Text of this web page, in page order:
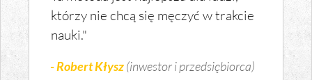
którzy nie chcą się męczyć w trakcie
nauki."
- Robert Kłysz(inwestor i przedsiębiorca)